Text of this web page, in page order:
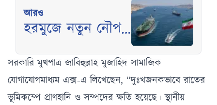
আরও
হরমুজে নতুন নৌপথ
সমঝোতার দ্বারপ্রান্তে
ইরান
সরকারি মুখপাত্র জাবিহুল্লাহ মুজাহিদ সামাজিক
যোগাযোগমাধ্যম এক্স-এ লিখেছেন, “দুঃখজনকভাবে রাতের
ভূমিকম্পে প্রাণহানি ও সম্পদের ক্ষতি হয়েছে। স্থানীয়